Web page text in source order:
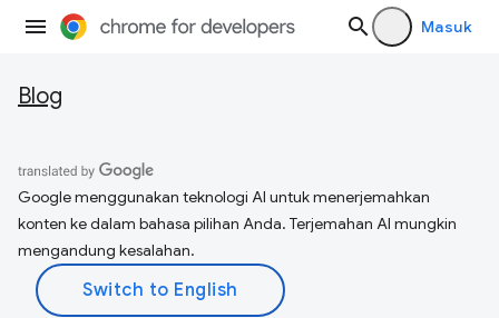
Masuk
Blog
Google menggunakan teknologi AI untuk menerjemahkan
konten ke dalam bahasa pilihan Anda. Terjemahan AI mungkin
mengandung kesalahan.